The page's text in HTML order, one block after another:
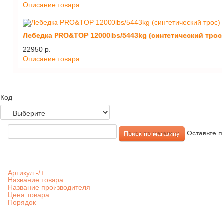
Описание товара
Лебедка PRO&TOP 12000lbs/5443kg (синтетический
22950 p.
Описание товара
Код
Оставьте
Артикул -/+
Название товара
Название производителя
Цена товара
Порядок